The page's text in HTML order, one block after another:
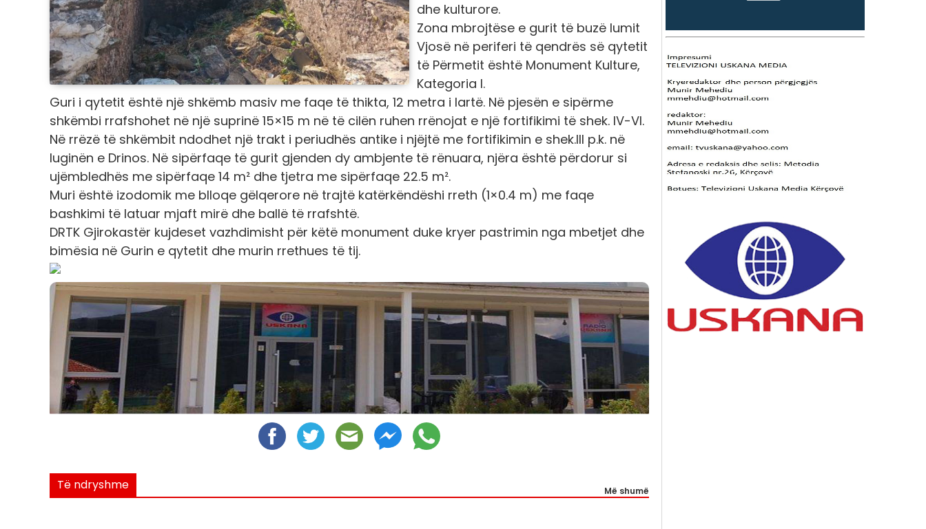
dhe kulturore.
Zona mbrojtëse e gurit të buzë lumit
Vjosë në periferi të qendrës së qytetit
të Përmetit është Monument Kulture,
Kategoria I.
Guri i qytetit është një shkëmb masiv me faqe të thikta, 12 metra i lartë. Në pjesën e sipërme
shkëmbi rrafshohet në një suprinë 15×15 m në të cilën ruhen rrënojat e një fortifikimi të shek. IV-VI.
Në rrëzë të shkëmbit ndodhet një trakt i periudhës antike i njëjtë me fortifikimin e shek.III p.k. në
luginën e Drinos. Në sipërfaqe të gurit gjenden dy ambjente të rënuara, njëra është përdorur si
ujëmbledhës me sipërfaqe 14 m² dhe tjetra me sipërfaqe 22.5 m².
Muri është izodomik me blloqe gëlqerore në trajtë katërkëndëshi rreth (1×0.4 m) me faqe
bashkimi të latuar mjaft mirë dhe ballë të rrafshtë.
DRTK Gjirokastër kujdeset vazhdimisht për këtë monument duke kryer pastrimin nga mbetjet dhe
bimësia në Gurin e qytetit dhe murin rrethues të tij.
Të ndryshme Më shumë